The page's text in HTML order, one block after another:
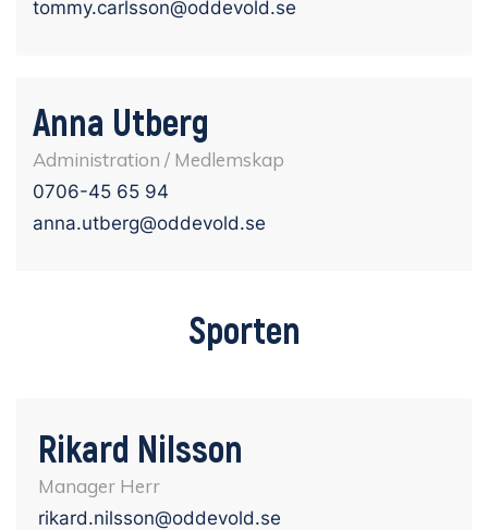
tommy.carlsson@oddevold.se
Anna Utberg
Administration / Medlemskap
0706-45 65 94‬
anna.utberg@oddevold.se
Sporten
Rikard Nilsson
Manager Herr
rikard.nilsson@oddevold.se